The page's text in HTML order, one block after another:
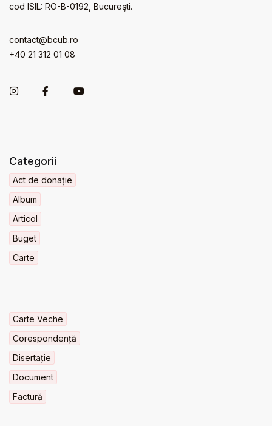
cod ISIL: RO-B-0192, Bucureşti.
contact@bcub.ro
+40 21 312 01 08
Categorii
Act de donație
Album
Articol
Buget
Carte
Carte Veche
Corespondență
Disertație
Document
Factură